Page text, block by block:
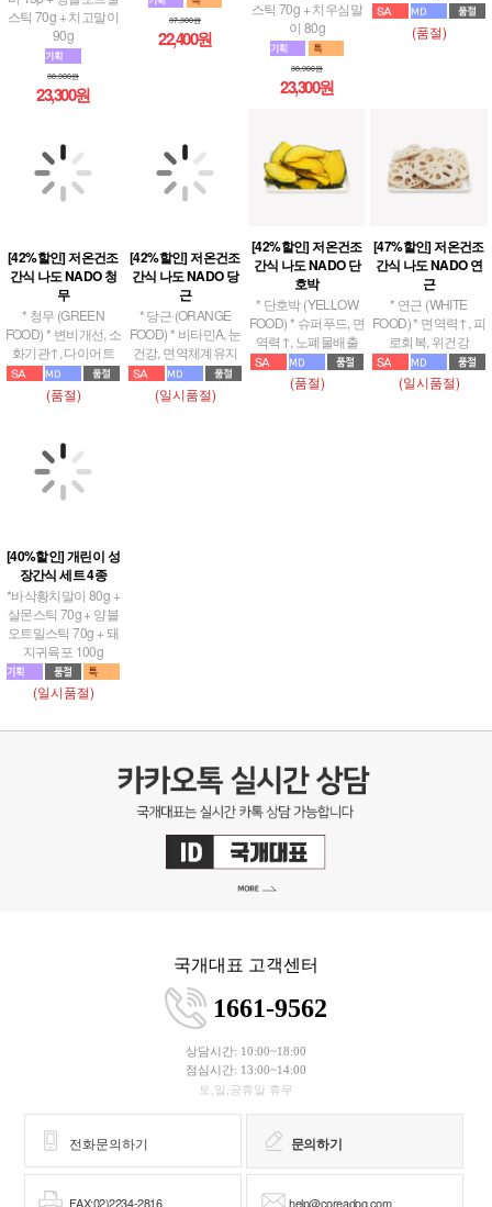
스틱 70g + 치고말이
90g
38,900원
23,300원
37,300원
22,400원
이 80g
38,900원
23,300원
(품절)
[42%할인] 저온건조
간식 나도 NADO 청
무
* 청무 (GREEN
FOOD) * 변비개선, 소
화기관↑, 다이어트
(품절)
간식 나도 NADO 당
근
* 당근 (ORANGE
FOOD) * 비타민A, 눈
건강, 면역체계유지
(일시품절)
[42%할인] 저온건조
간식 나도 NADO 단
호박
* 단호박 (YELLOW
FOOD) * 슈퍼푸드, 면
역력↑, 노폐물배출
(품절)
[47%할인] 저온건조
간식 나도 NADO 연
근
* 연근 (WHITE
FOOD) * 면역력↑, 피
로회복, 위건강
(일시품절)
[40%할인] 개린이 성
장간식 세트 4종
*바삭황치말이 80g +
살몬스틱 70g + 양블
오트밀스틱 70g + 돼
지귀육포 100g
(일시품절)
국개대표 고객센터
1661-9562
상담시간: 10:00~18:00
점심시간: 13:00~14:00
토,일,공휴일 휴무
전화문의하기 문의하기
FAX:02)2234-2816 help@coreadog.com